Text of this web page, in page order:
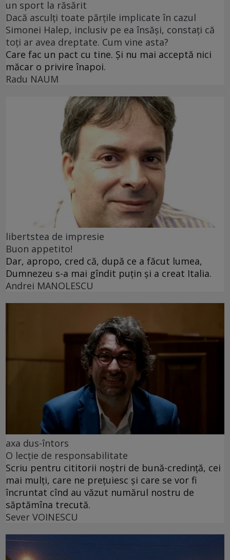
un sport la răsărit
Dacă asculți toate părțile implicate în cazul
Simonei Halep, inclusiv pe ea însăși, constați că
toți ar avea dreptate. Cum vine asta?
Care fac un pact cu tine. Și nu mai acceptă nici
măcar o privire înapoi.
Radu NAUM
libertstea de impresie
Buon appetito!
Dar, apropo, cred că, după ce a făcut lumea,
Dumnezeu s-a mai gîndit puțin și a creat Italia.
Andrei MANOLESCU
axa dus-întors
O lecție de responsabilitate
Scriu pentru cititorii noștri de bună-credință, cei
mai mulți, care ne prețuiesc și care se vor fi
încruntat cînd au văzut numărul nostru de
săptămîna trecută.
Sever VOINESCU